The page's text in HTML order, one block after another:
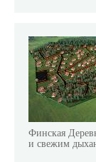
Финская
и свежим